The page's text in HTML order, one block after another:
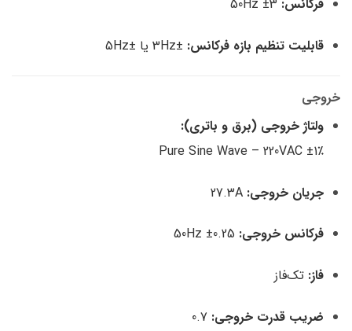
فرکانس:
قابلیت تنظیم بازه فرکانس: ±3Hz یا ±5Hz
خروجی
ولتاژ خروجی (برق و باتری):
Pure Sine Wave – 220VAC ±1٪
جریان خروجی:
فرکانس خروجی:
فاز: تک‌فاز
ضریب قدرت خروجی: